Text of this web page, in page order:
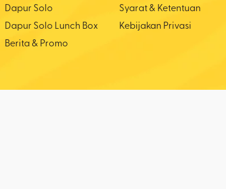
Dapur Solo
Syarat & Ketentuan
Dapur Solo Lunch Box
Kebijakan Privasi
Berita & Promo